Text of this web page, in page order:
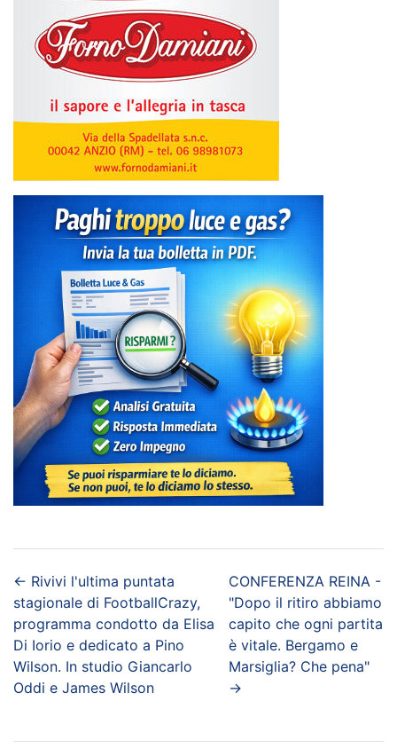
← Rivivi l'ultima puntata
stagionale di FootballCrazy,
programma condotto da Elisa
Di Iorio e dedicato a Pino
Wilson. In studio Giancarlo
Oddi e James Wilson
CONFERENZA REINA -
"Dopo il ritiro abbiamo
capito che ogni partita
è vitale. Bergamo e
Marsiglia? Che pena"
→